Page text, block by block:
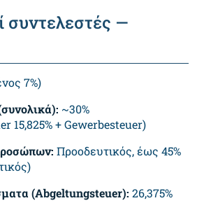
συντελεστές —
7%)
~30%
15,825% + Gewerbesteuer)
Προοδευτικός, έως 45%
(Abgeltungsteuer):26,375%